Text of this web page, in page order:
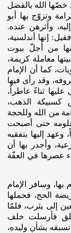
خصّها الله بالفضل
وتزوّج بها أبو
وآثرهن عنده.
إنها أندلسية،
من أجلّ بيوت
معاملة كريمة،
كما أن الإمام
وقد رأى فيها
ثناءً عاطراً،
كسبيكة الذهب،
من الله وللحجة
حتى أصبحت
إليها بتفقيه
وأجدر بها أن
عصرها في العفّة
بها، وسافر الإمام
الحج، فحملها
إلى يثرب، فلمّا
فأرسلت خلف
تسبقه بشأن وليده،